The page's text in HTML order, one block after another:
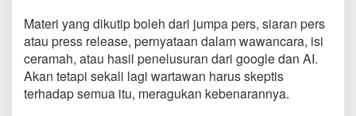
Materi yang dikutip boleh dari jumpa pers, siaran pers
atau press release, pernyataan dalam wawancara, isi
ceramah, atau hasil penelusuran dari google dan AI.
Akan tetapi sekali lagi wartawan harus skeptis
terhadap semua itu, meragukan kebenarannya.